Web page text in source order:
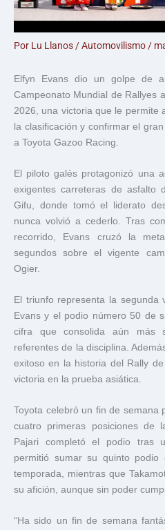
Por Lu Llanos /Automovilismo /
Elfyn Evans dio un golpe de
Campeonato Mundial de Rallyes
2026, una victoria que le permite
la clasificación y confirmar el
a Toyota Gazoo Racing.
El piloto galés protagonizó una
exigentes carreteras de asfalto
Gifu, donde tomó el liderato
nunca volvió a cederlo. Tras
recorrido, Evans cruzó la
segundos sobre el vigente
Ogier.
El triunfo representa la segunda
Evans y el podio número 50 de
cifra que consolida aún más
referentes de la disciplina.
exitoso en la historia del Rally
victoria en la prueba asiática.
Toyota celebró un fin de semana
cuatro primeras posiciones de
Pajari completó el podio tras
permitió sumar su quinto podio
temporada, mientras que
su afición, aunque sin poder
“Ha sido un fin de semana